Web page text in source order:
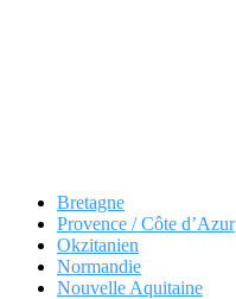
Bretagne
Provence / Côte d’Azur
Okzitanien
Normandie
Nouvelle Aquitaine